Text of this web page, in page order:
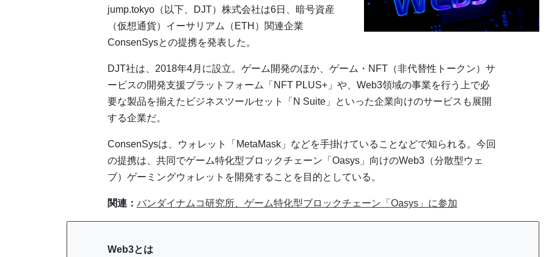
jump.tokyo（以下、DJT）株式会社は6日、暗号資産
（仮想通貨）イーサリアム（ETH）関連企業
ConsenSysとの提携を発表した。
DJT社は、2018年4月に設立。ゲーム開発のほか、ゲーム・NFT（非代替性トークン）サ
ービスの開発支援プラットフォーム「NFT PLUS+」や、Web3領域の事業を行う上で必
要な製品を揃えたビジネスツールセット「N Suite」といった企業向けのサービスも展開
する企業だ。
ConsenSysは、ウォレット「MetaMask」などを手掛けていることなどで知られる。今回
の提携は、共同でゲーム特化型ブロックチェーン「Oasys」向けのWeb3（分散型ウェ
ブ）ゲーミングウォレットを開発することを目的としている。
関連： バンダイナムコ研究所、ゲーム特化型ブロックチェーン「Oasys」に参加
Web3とは